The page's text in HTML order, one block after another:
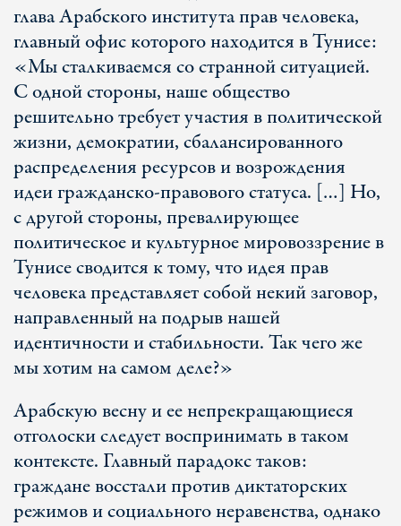
глава Арабского института прав человека,
главный офис которого находится в Тунисе:
«Мы сталкиваемся со странной ситуацией.
С одной стороны, наше общество
решительно требует участия в политической
жизни, демократии, сбалансированного
распределения ресурсов и возрождения
идеи гражданско-правового статуса. […] Но,
с другой стороны, превалирующее
политическое и культурное мировоззрение в
Тунисе сводится к тому, что идея прав
человека представляет собой некий заговор,
направленный на подрыв нашей
идентичности и стабильности. Так чего же
мы хотим на самом деле?»
Арабскую весну и ее непрекращающиеся
отголоски следует воспринимать в таком
контексте. Главный парадокс таков:
граждане восстали против диктаторских
режимов и социального неравенства, однако